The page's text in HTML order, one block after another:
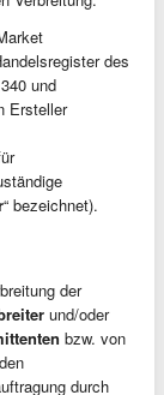
des
und
Ersteller
“ bezeichnet).
der
und/oder
bzw. von
durch